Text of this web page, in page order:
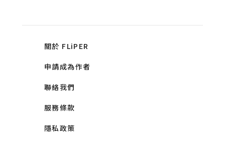
關於 FLiPER
申請成為作者
聯絡我們
服務條款
隱私政策